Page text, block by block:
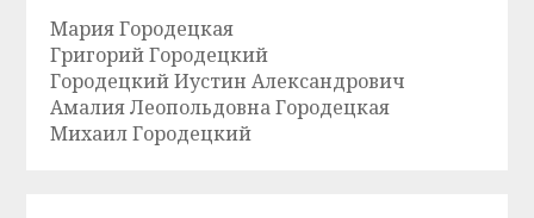
Мария Городецкая
Григорий Городецкий
Городецкий Иустин Александрович
Амалия Леопольдовна Городецкая
Михаил Городецкий